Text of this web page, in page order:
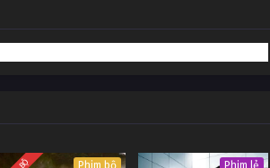
Phim bộ Phim lẻ